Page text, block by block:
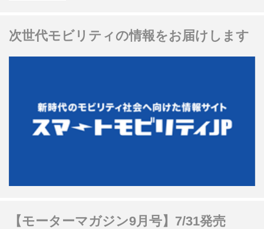
次世代モビリティの情報をお届けします
【モーターマガジン9月号】7/31発売